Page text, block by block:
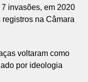
invasões, em 2020
na Câmara
voltaram como
por ideologia